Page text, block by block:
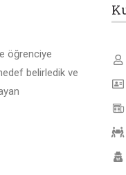
öğrenciye
belirledik ve